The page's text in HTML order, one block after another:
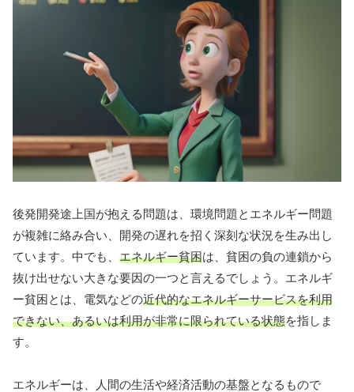
後発開発途上国が抱える問題は、環境問題とエネルギー問題
が複雑に絡み合い、開発の遅れを招く深刻な状況を生み出し
ています。中でも、 エネルギー貧困は、貧困の負の連鎖から
抜け出せない大きな要因の一つと言えるでしょう。エネルギ
ー貧困とは、電気などの近代的なエネルギーサービスを利用
できない、あるいは利用が非常に限られている状態を指しま
す。
エネルギーは、人間の生活や経済活動の基盤となるもので